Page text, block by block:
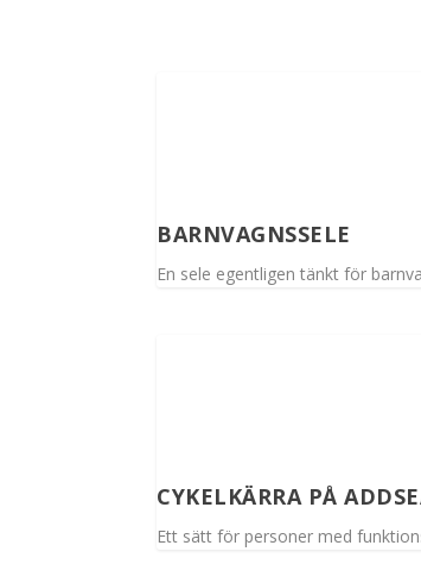
BARNVAGNSSELE
En sele egentligen tänkt för
CYKELKÄRRA PÅ
Ett sätt för personer med